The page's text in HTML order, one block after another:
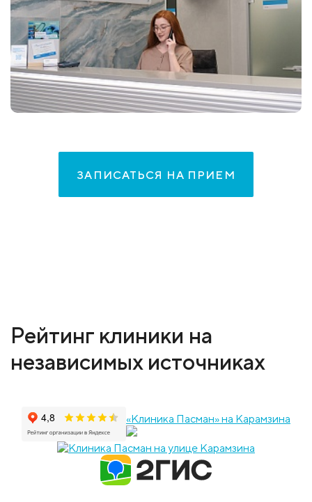
ЗАПИСАТЬСЯ НА ПРИЕМ
Рейтинг клиники на
независимых источниках
«Клиника Пасман» на Карамзина